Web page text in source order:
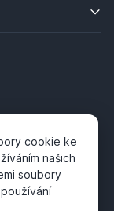
cookie ke
našich
soubory